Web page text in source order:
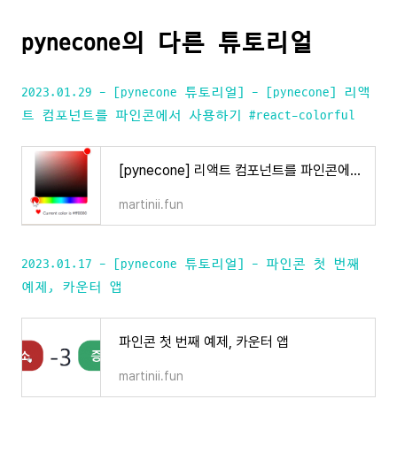
pynecone의 다른 튜토리얼
2023.01.29 - [pynecone 튜토리얼] - [pynecone] 리액
트 컴포넌트를 파인콘에서 사용하기 #react-colorful
[pynecone] 리액트 컴포넌트를 파인콘에서 사용하기 #react-colorful
martinii.fun
2023.01.17 - [pynecone 튜토리얼] - 파인콘 첫 번째
예제, 카운터 앱
파인콘 첫 번째 예제, 카운터 앱
martinii.fun